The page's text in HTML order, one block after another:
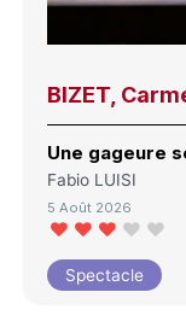
BIZET,
Une gageure
Fabio LUISI
5 Août 2026
Spectacle